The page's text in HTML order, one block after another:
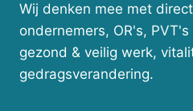
Wij denken mee met
ondernemers, OR's,
gezond & veilig werk,
gedragsverandering.